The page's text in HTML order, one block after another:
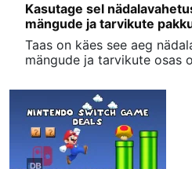
Kasutage sel
mängude ja tarvikute
Taas on käes see aeg
mängude ja tarvikute osas